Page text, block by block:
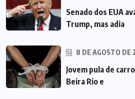
Senado dos EUA
Trump, mas adia
8 DE AGOSTO DE
Jovem pula de
Beira Rio e